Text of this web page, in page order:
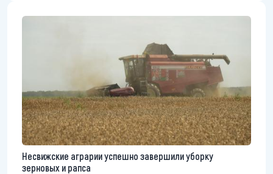
Несвижские аграрии успешно завершили уборку
зерновых и рапса